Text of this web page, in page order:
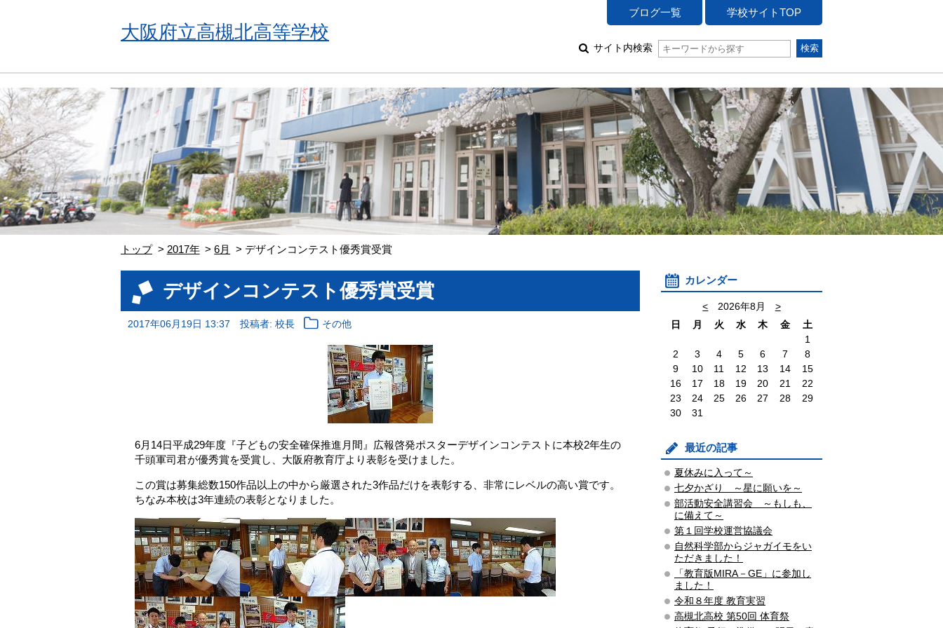
大阪府立高槻北高等学校
ブログ一覧 学校サイトTOP
サイト内検索
トップ 2017年 6月 デザインコンテスト優秀賞受賞
デザインコンテスト優秀賞受賞
2017年06月19日 13:37 投稿者: 校長 その他
6月14日平成29年度『子どもの安全確保推進月間』広報啓発ポスターデザインコンテストに本校2年生の
千頭軍司君が優秀賞を受賞し、大阪府教育庁より表彰を受けました。
この賞は募集総数150作品以上の中から厳選された3作品だけを表彰する、非常にレベルの高い賞です。
ちなみ本校は3年連続の表彰となりました。
カレンダー
< 2026年8月
>
日
月 火 水 木 金
土
1
2
3 4 5 6 7
8
9
10 11 12 13 14
15
16
17 18 19 20 21
22
23
24 25 26 27 28
29
30
31
最近の記事
夏休みに入って～
七夕かざり ～星に願いを～
部活動安全講習会 ～もしも、
に備えて～
第１回学校運営協議会
自然科学部からジャガイモをい
ただきました！
「教育版MIRA－GE」に参加し
ました！
令和８年度 教育実習
高槻北高校 第50回 体育祭